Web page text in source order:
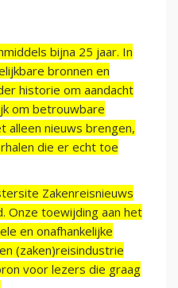
bijna 25 jaar. In
bronnen en
historie om aandacht
om betrouwbare
alleen nieuws brengen,
die er echt toe
Zakenreisnieuws
Onze toewijding aan het
en onafhankelijke
(zaken)reisindustrie
voor lezers die graag